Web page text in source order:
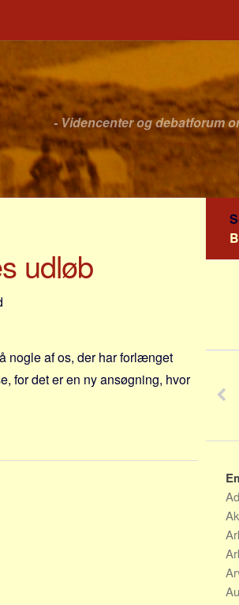
- Videncenter og debatforum
udløb
nogle af os, der har forlænget
for det er en ny ansøgning, hvor